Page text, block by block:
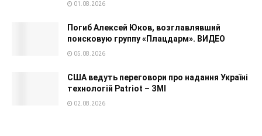
01.08.2026
Погиб Алексей Юков, возглавлявший
поисковую группу «Плацдарм». ВИДЕО
05.08.2026
США ведуть переговори про надання Україні
технологій Patriot – ЗМІ
02.08.2026